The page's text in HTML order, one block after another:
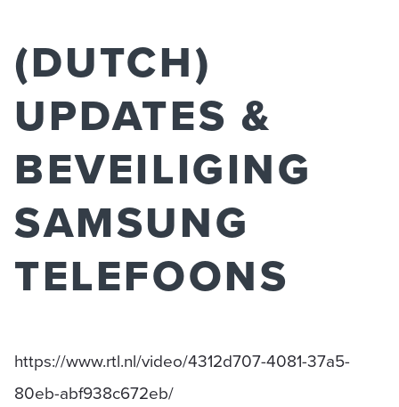
(DUTCH)
UPDATES &
BEVEILIGING
SAMSUNG
TELEFOONS
https://www.rtl.nl/video/4312d707-4081-37a5-
80eb-abf938c672eb/